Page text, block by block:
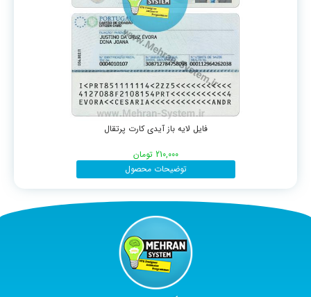
فایل لایه باز آیدی کارت پرتقال
210,000 تومان
توضیحات محصول